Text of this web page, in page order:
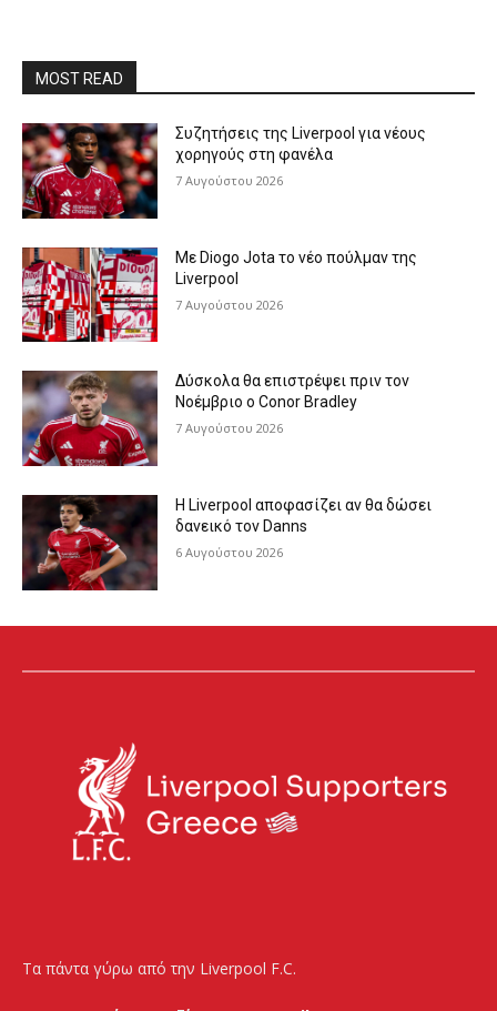
MOST READ
Συζητήσεις της Liverpool για νέους
χορηγούς στη φανέλα
7 Αυγούστου 2026
Με Diogo Jota το νέο πούλμαν της
Liverpool
7 Αυγούστου 2026
Δύσκολα θα επιστρέψει πριν τον
Νοέμβριο ο Conor Bradley
7 Αυγούστου 2026
Η Liverpool αποφασίζει αν θα δώσει
δανεικό τον Danns
6 Αυγούστου 2026
Τα πάντα γύρω από την Liverpool F.C.